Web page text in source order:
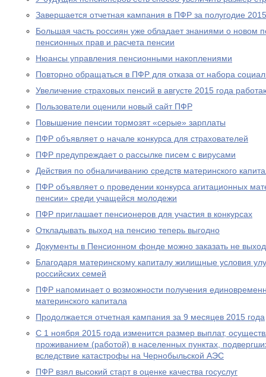
Завершается отчетная кампания в ПФР за полугодие
Большая часть россиян уже обладает знаниями о новом
пенсионных прав и расчета пенсии
Нюансы управления пенсионными накоплениями
Повторно обращаться в ПФР для отказа от набора
Увеличение страховых пенсий в августе 2015 года
Пользователи оценили новый сайт ПФР
Повышение пенсии тормозят «серые» зарплаты
ПФР объявляет о начале конкурса для страхователей
ПФР предупреждает о рассылке писем с вирусами
Действия по обналичиванию средств материнского
ПФР объявляет о проведении конкурса агитационных
пенсии» среди учащейся молодежи
ПФР приглашает пенсионеров для участия в конкурсах
Откладывать выход на пенсию теперь выгодно
Документы в Пенсионном фонде можно заказать не
Благодаря материнскому капиталу жилищные условия
российских семей
ПФР напоминает о возможности получения
материнского капитала
Продолжается отчетная кампания за 9 месяцев 2015 года
С 1 ноября 2015 года изменится размер выплат,
проживанием (работой) в населенных пунктах,
вследствие катастрофы на Чернобыльской АЭС
ПФР взял высокий старт в оценке качества госуслуг